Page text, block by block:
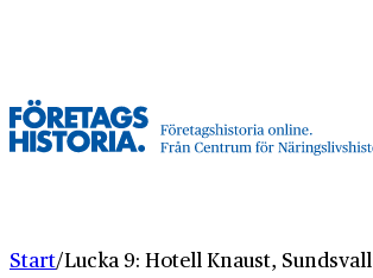
Start/Lucka 9: Hotell Knaust, Sundsvall